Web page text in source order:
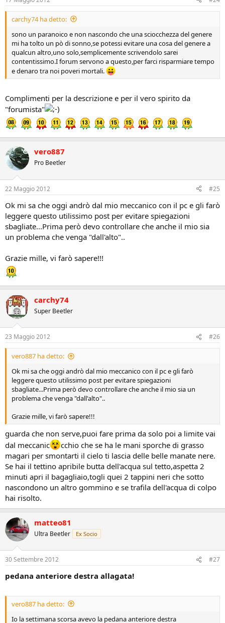
carchy74 ha detto:
sono un paranoico e non nascondo che una sciocchezza del genere
mi ha tolto un pò di sonno,se potessi evitare una cosa del genere a
qualcun altro,uno solo,semplicemente scrivendolo sarei
contentissimo.I forum servono a questo,per farci risparmiare tempo
e denaro tra noi poveri mortali.
Complimenti per la descrizione e per il vero spirito da
"forumista"
vero887
Pro Beetler
22 Maggio 2012 #25
Ok mi sa che oggi andrò dal mio meccanico con il pc e gli farò
leggere questo utilissimo post per evitare spiegazioni
sbagliate...Prima però devo controllare che anche il mio sia
un problema che venga "dall'alto"..
Grazie mille, vi farò sapere!!!
carchy74
Super Beetler
23 Maggio 2012 #26
vero887 ha detto:
Ok mi sa che oggi andrò dal mio meccanico con il pc e gli farò
leggere questo utilissimo post per evitare spiegazioni
sbagliate...Prima però devo controllare che anche il mio sia un
problema che venga "dall'alto"..
Grazie mille, vi farò sapere!!!
guarda che non serve,puoi fare prima da solo poi a limite vai
dal meccanic
cchio che se ha le mani sporche di grasso
magari per smontarti il cielo ti lascia delle belle manate nere.
Se hai il tettino apribile butta dell'acqua sul tetto,aspetta 2
minuti apri il bagagliaio,togli quei 2 tappini neri che sotto
nascondono un altro gommino e se trafila dell'acqua di colpo
hai risolto.
matteo81
Ultra Beetler Ex Socio
30 Settembre 2012 #27
pedana anteriore destra allagata!
vero887 ha detto:
Io la settimana scorsa avevo la pedana anteriore destra